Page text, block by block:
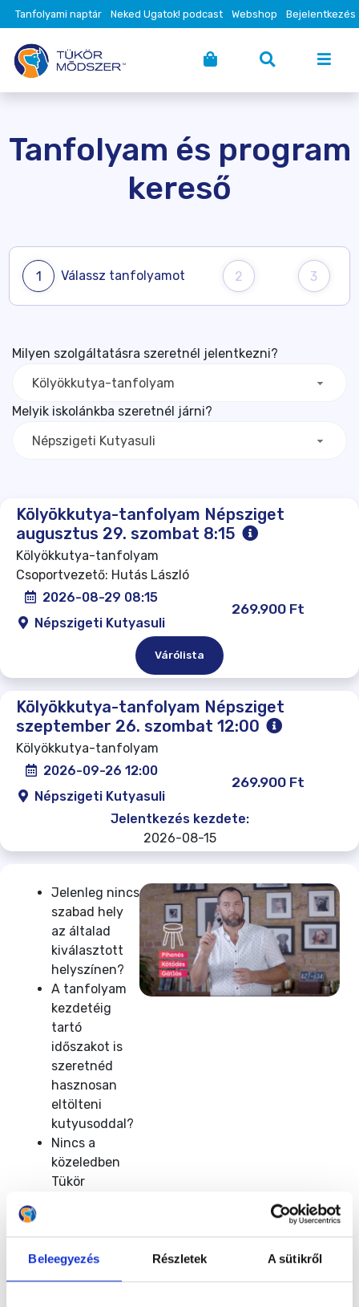
Beleegyezés Részletek A sütikről
Tanfolyami naptár Neked Ugatok! podcast Webshop Bejelentkezés
Tanfolyam és program
kereső
1 Válassz tanfolyamot 2 3
Milyen szolgáltatásra szeretnél jelentkezni?
Kölyökkutya-tanfolyam
Melyik iskolánkba szeretnél járni?
Népszigeti Kutyasuli
Kölyökkutya-tanfolyam Népsziget
augusztus 29. szombat 8:15
Kölyökkutya-tanfolyam
Csoportvezető: Hutás László
2026-08-29 08:15
Népszigeti Kutyasuli
269.900 Ft
Várólista
Kölyökkutya-tanfolyam Népsziget
szeptember 26. szombat 12:00
Kölyökkutya-tanfolyam
2026-09-26 12:00
Népszigeti Kutyasuli
269.900 Ft
Jelentkezés kezdete:
2026-08-15
Jelenleg nincs
szabad hely
az általad
kiválasztott
helyszínen?
A tanfolyam
kezdetéig
tartó
időszakot is
szeretnéd
hasznosan
eltölteni
kutyusoddal?
Nincs a
közeledben
Tükör
Akkor
jelentkezzetek az